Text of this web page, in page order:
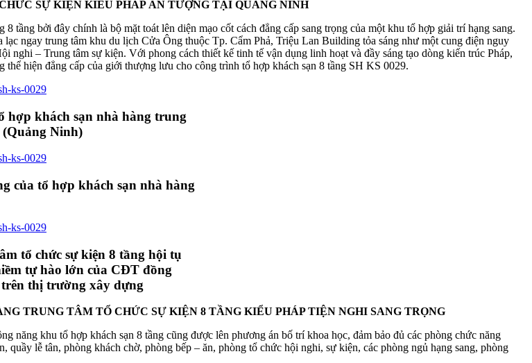
SỰ KIỆN KIỂU PHÁP ẤN TƯỢNG TẠI QUẢNG NINH
tầng bởi đây chính là bộ mặt toát lên diện mạo cốt cách đẳng cấp sang trọng của một khu tổ hợp giải trí hạng sang.
ngay trung tâm khu du lịch Cửa Ông thuộc Tp. Cẩm Phả, Triệu Lan Building tỏa sáng như một cung điện nguy
nghi – Trung tâm sự kiện. Với phong cách thiết kế tinh tế vận dụng linh hoạt và đầy sáng tạo dòng kiến trúc Pháp,
hiện đẳng cấp của giới thượng lưu cho công trình tổ hợp khách sạn 8 tầng SH KS 0029.
hợp khách sạn nhà hàng trung
(Quảng Ninh)
của tổ hợp khách sạn nhà hàng
tổ chức sự kiện 8 tầng hội tụ
tự hào lớn của CĐT đồng
thị trường xây dựng
TRUNG TÂM TỔ CHỨC SỰ KIỆN 8 TẦNG KIỂU PHÁP TIỆN NGHI SANG TRỌNG
năng khu tổ hợp khách sạn 8 tầng cũng được lên phương án bố trí khoa học, đảm bảo đủ các phòng chức năng
quầy lễ tân, phòng khách chờ, phòng bếp – ăn, phòng tổ chức hội nghi, sự kiện, các phòng ngủ hạng sang, phòng